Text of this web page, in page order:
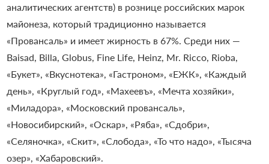
аналитических агентств) в рознице российских марок
майонеза, который традиционно называется
«Провансаль» и имеет жирность в 67%. Среди них —
Baisad, Billa, Globus, Fine Life, Heinz, Mr. Ricco, Rioba,
«Букет», «Вкуснотека», «Гастроном», «ЕЖК», «Каждый
день», «Круглый год», «Махеевъ», «Мечта хозяйки»,
«Миладора», «Московский провансаль»,
«Новосибирский», «Оскар», «Ряба», «Сдобри»,
«Селяночка», «Скит», «Слобода», «То что надо», «Тысяча
озер», «Хабаровский».